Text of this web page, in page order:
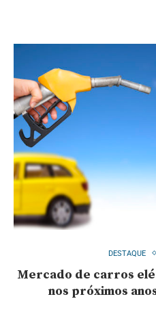
DESTAQUE
Mercado de carros
nos próximos